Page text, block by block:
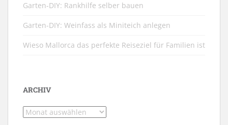
Garten-DIY: Rankhilfe selber bauen
Garten-DIY: Weinfass als Miniteich anlegen
Wieso Mallorca das perfekte Reiseziel für Familien ist
ARCHIV
Archiv